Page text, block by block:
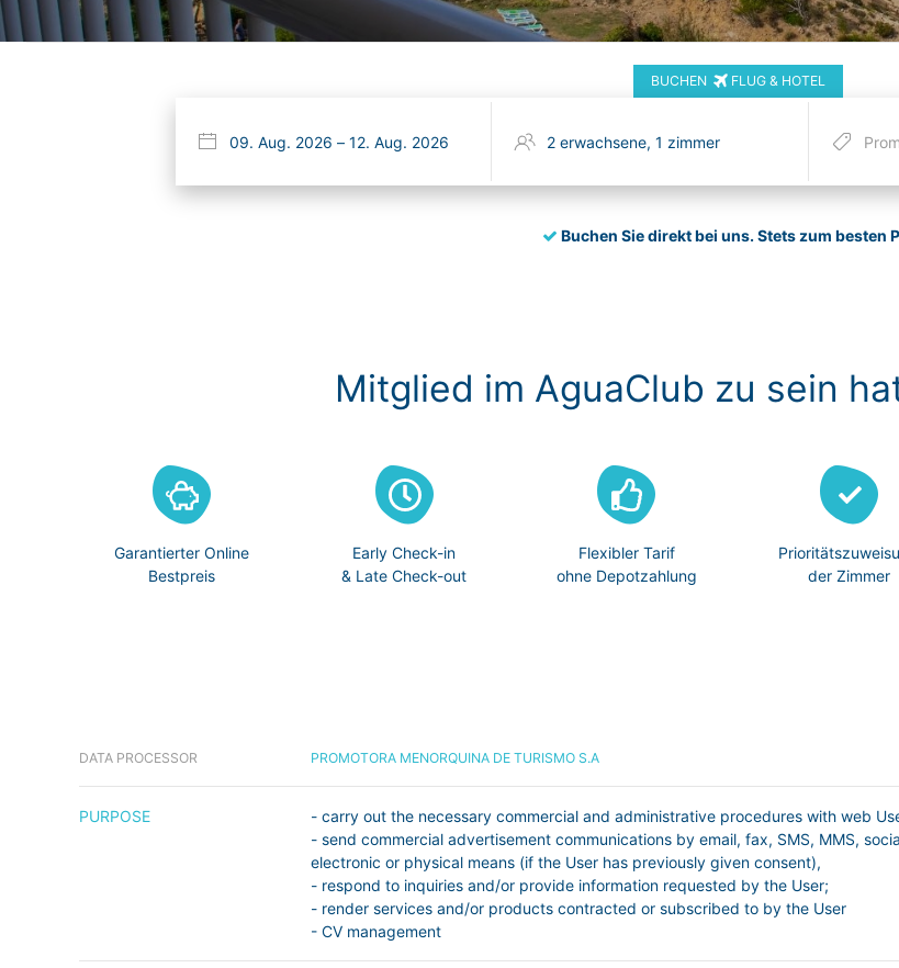
BUCHEN FLUG & HOTEL
Buchen Sie direkt bei uns.Stets zum besten
Mitglied im AguaClub zu sein
Garantierter Online
Bestpreis
Early Check-in
& Late Check-out
Flexibler Tarif
ohne Depotzahlung
der Zimmer
DATA PROCESSOR PROMOTORA MENORQUINA DE TURISMO S.A
PURPOSE
- carry out the necessary commercial and administrative procedures with web
- send commercial advertisement communications by email, fax, SMS, MMS,
electronic or physical means (if the User has previously given consent),
- respond to inquiries and/or provide information requested by the User;
- render services and/or products contracted or subscribed to by the User
- CV management